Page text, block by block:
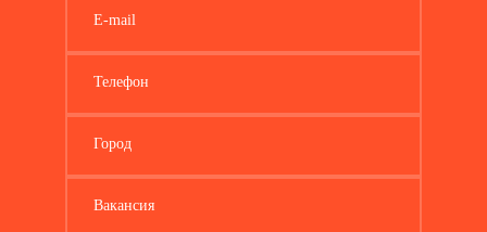
E-mail
Телефон
Город
Вакансия